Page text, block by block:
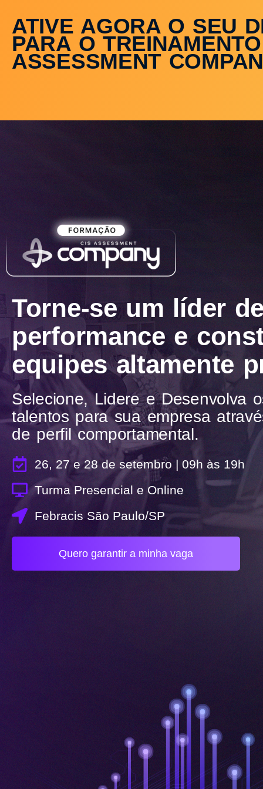
ATIVE AGORA O SEU
PARA O
ASSESSMENT
Torne-se um líder
performance e
equipes altamente
Selecione, Lidere e Desenvolva
talentos para sua empresa
de perfil comportamental.
26, 27 e 28 de setembro | 09h às 19h
Turma Presencial e Online
Febracis São Paulo/SP
Quero garantir a minha vaga